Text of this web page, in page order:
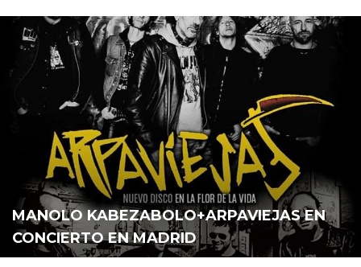
MANOLO KABEZABOLO+ARPAVIEJAS EN
CONCIERTO EN MADRID